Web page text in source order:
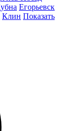
Егорьевск
Клин Показать